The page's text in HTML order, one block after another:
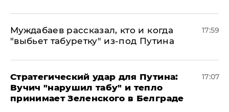
Муждабаев рассказал, кто и когда
"выбьет табуретку" из-под Путина
17:59
Стратегический удар для Путина:
Вучич "нарушил табу" и тепло
принимает Зеленского в Белграде
17:07